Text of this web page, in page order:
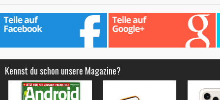
Kennst du schon unsere Magazine?